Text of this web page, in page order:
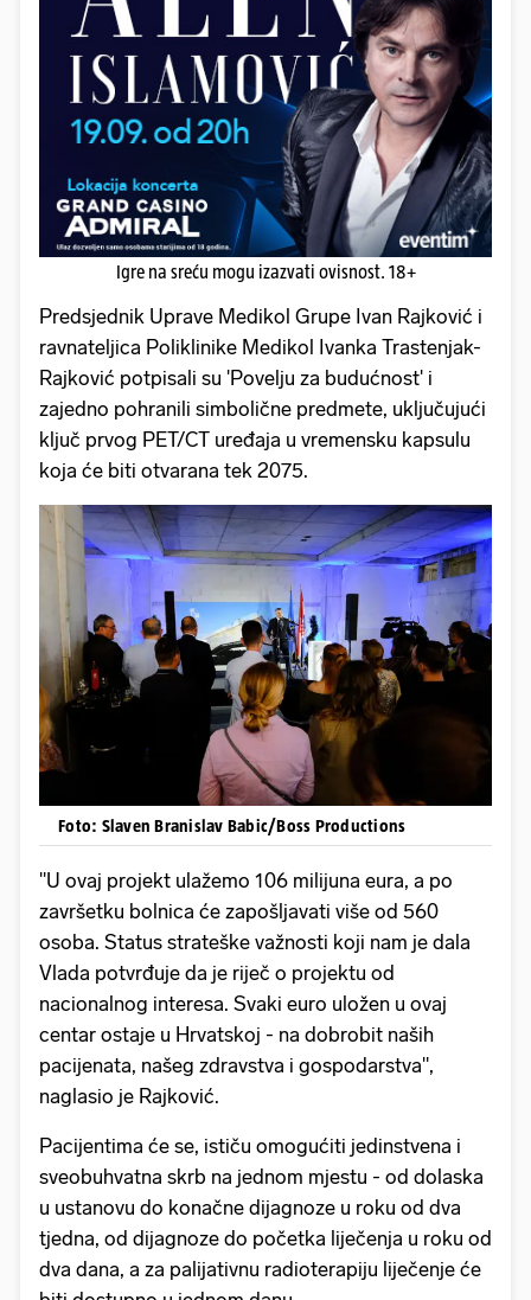
Igre na sreću mogu izazvati ovisnost. 18+
Predsjednik Uprave Medikol Grupe Ivan Rajković i
ravnateljica Poliklinike Medikol Ivanka Trastenjak-
Rajković potpisali su 'Povelju za budućnost' i
zajedno pohranili simbolične predmete, uključujući
ključ prvog PET/CT uređaja u vremensku kapsulu
koja će biti otvarana tek 2075.
Foto: Slaven Branislav Babic/Boss Productions
"U ovaj projekt ulažemo 106 milijuna eura, a po
završetku bolnica će zapošljavati više od 560
osoba. Status strateške važnosti koji nam je dala
Vlada potvrđuje da je riječ o projektu od
nacionalnog interesa. Svaki euro uložen u ovaj
centar ostaje u Hrvatskoj - na dobrobit naših
pacijenata, našeg zdravstva i gospodarstva",
naglasio je Rajković.
Pacijentima će se, ističu omogućiti jedinstvena i
sveobuhvatna skrb na jednom mjestu - od dolaska
u ustanovu do konačne dijagnoze u roku od dva
tjedna, od dijagnoze do početka liječenja u roku od
dva dana, a za palijativnu radioterapiju liječenje će